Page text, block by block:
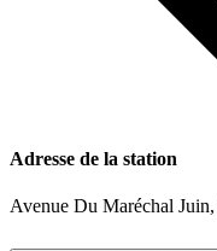
Adresse de la station
Avenue Du Maréchal